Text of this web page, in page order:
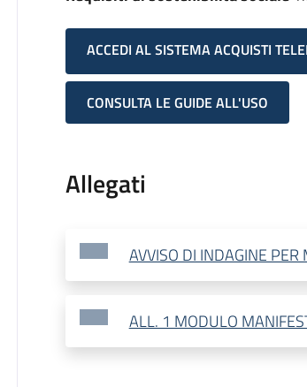
ACCEDI AL SISTEMA ACQUISTI
CONSULTA LE GUIDE ALL'USO
Allegati
AVVISO DI INDAGINE
ALL. 1 MODULO